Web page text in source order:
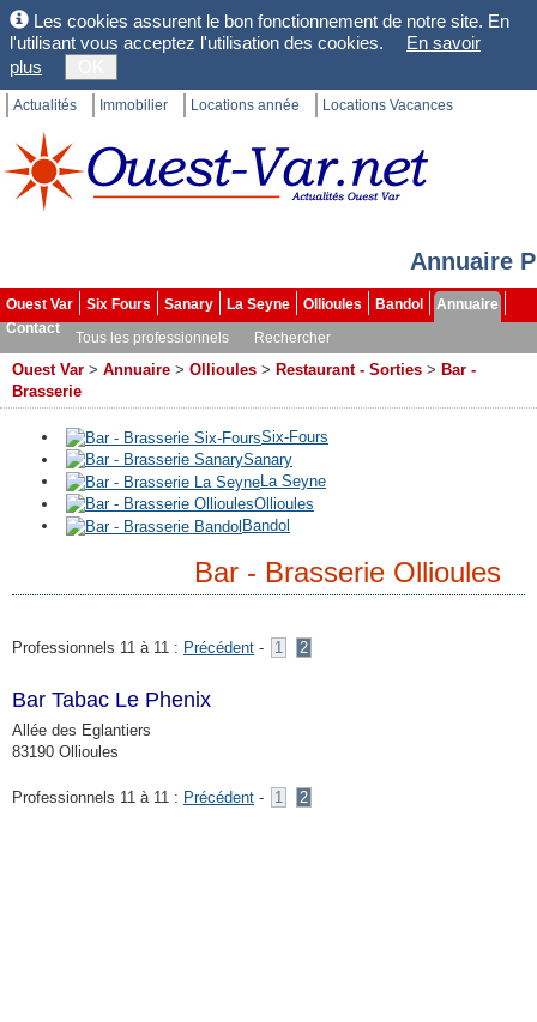
Les cookies assurent le bon fonctionnement de notre site. En
l'utilisant vous acceptez l'utilisation des cookies.
En savoir
plus
Actualités Immobilier Locations année Locations Vacances
Annuaire
Ouest Var Six Fours Sanary La Seyne Ollioules Bandol
Annuaire
Contact
Tous les professionnels Rechercher
Ouest Var > Annuaire > Ollioules > Restaurant - Sorties > Bar -
Brasserie
Six-Fours
Sanary
La Seyne
Ollioules
Bandol
Bar - Brasserie Ollioules
Professionnels 11 à 11 : Précédent - 1 2
Bar Tabac Le Phenix
Allée des Eglantiers
83190 Ollioules
Professionnels 11 à 11 : Précédent - 1 2